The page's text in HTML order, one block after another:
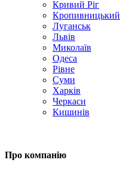
Кривий Ріг
Кропивницький
Луганськ
Львів
Миколаїв
Одеса
Рівне
Суми
Харків
Черкаси
Кишинів
Про компанію